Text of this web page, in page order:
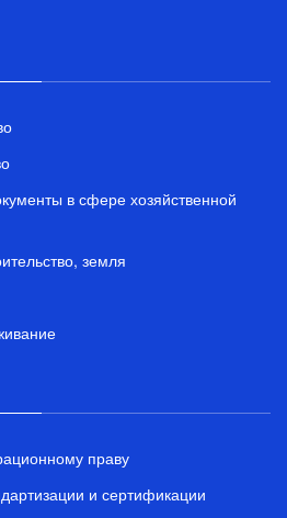
в сфере хозяйственной
земля
праву
и сертификации